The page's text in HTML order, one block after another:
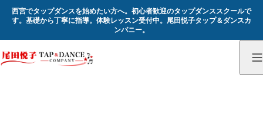
西宮でタップダンスを始めたい方へ。初心者歓迎のタップダンススクールで
す。基礎から丁寧に指導。体験レッスン受付中。尾田悦子タップ＆ダンスカ
ンパニー。